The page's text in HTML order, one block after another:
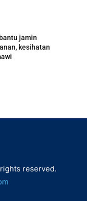
jamin
kesihatan
reserved.